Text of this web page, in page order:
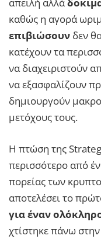
απειλή αλλά
καθώς η αγορά
επιβιώσουν δεν
κατέχουν τα
να διαχειριστούν
να εξασφαλίζουν
δημιουργούν
μετόχους τους.
Η πτώση της
περισσότερο από
πορείας των
αποτελέσει το
για έναν
χτίστηκε πάνω